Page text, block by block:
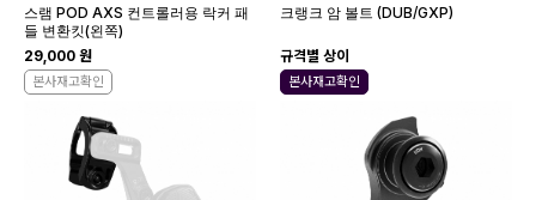
스램 POD AXS 컨트롤러용 락커 패
들 변환킷(왼쪽)
29,000 원
본사재고확인
크랭크 암 볼트 (DUB/GXP)
규격별 상이
본사재고확인